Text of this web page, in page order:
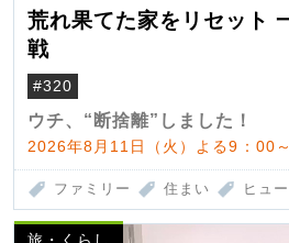
荒れ果てた家をリセット
戦
#320
ウチ、“断捨離”しました！
2026年8月11日（火）よる9：00
ファミリー 住まい ヒュ